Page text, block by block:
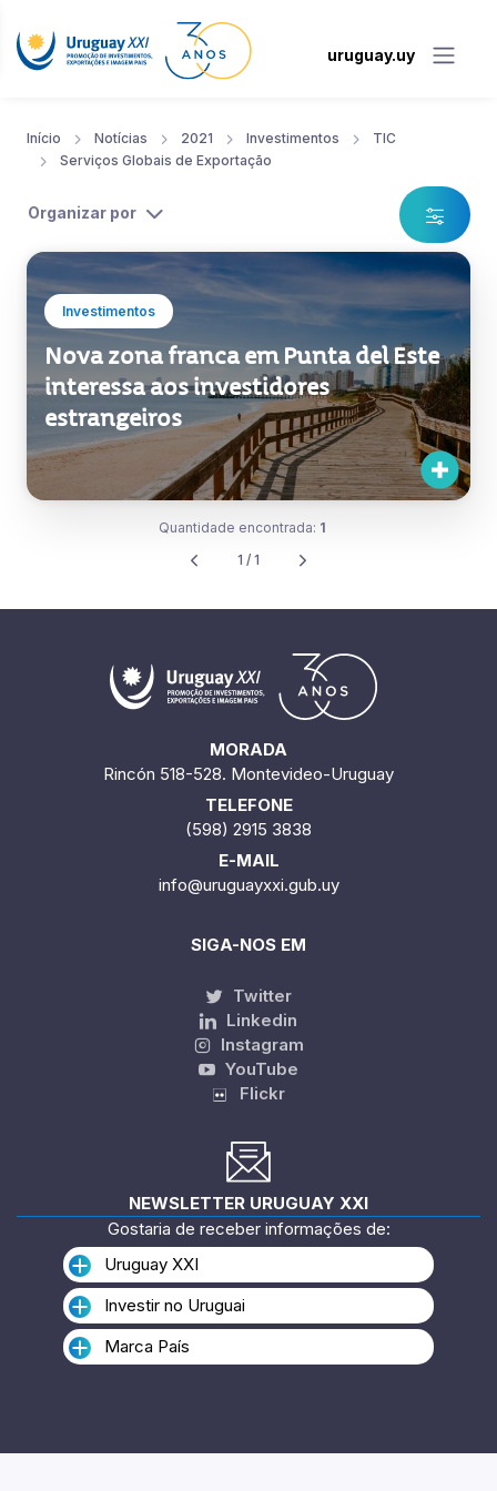
uruguay.uy
Início Notícias 2021 Investimentos
TIC
Serviços Globais de Exportação
Organizar por
Investimentos
Nova zona franca em Punta del Este
interessa aos investidores
estrangeiros
Quantidade encontrada: 1
1 / 1
MORADA
Rincón 518-528. Montevideo-Uruguay
TELEFONE
(598) 2915 3838
E-MAIL
info@uruguayxxi.gub.uy
SIGA-NOS EM
Twitter
Linkedin
Instagram
YouTube
Flickr
NEWSLETTER URUGUAY XXI
Gostaria de receber informações de:
Uruguay XXI
Investir no Uruguai
Marca País